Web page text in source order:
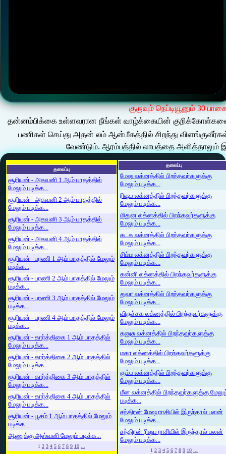
குருவும் நெப்டியூனும் 30
தன்னம்பிக்கை உள்ளவரான நீங்கள் வாழ்க்கையின் குறிக்கோள்களை
பணிகள் செய்து அதன் லம் ஆன்மீகத்தில் சிறந்து
வேண்டும். ஆரம்பத்தில் லாபத்தை அளித்தாலும்
தலைப்பு
சூரியன் - அசுவனி 1 ஆம் பாதத்தில்
மேலும் படிக்க...
சூரியன் - அசுவனி 2 ஆம் பாதத்தில்
மேலும் படிக்க...
சூரியன் - அசுவனி 3 ஆம் பாதத்தில்
மேலும் படிக்க...
சூரியன் - அசுவனி 4 ஆம் பாதத்தில்
மேலும் படிக்க...
சூரியன் - பரணி 1 ஆம் பாதத்தில் மேலும்
படிக்க...
சூரியன் - பரணி 2 ஆம் பாதத்தில் மேலும்
படிக்க...
சூரியன் - பரணி 3 ஆம் பாதத்தில் மேலும்
படிக்க...
சூரியன் - பரணி 4 ஆம் பாதத்தில் மேலும்
படிக்க...
சூரியன் - கார்த்திகை 1 ஆம் பாதத்தில்
மேலும் படிக்க...
சூரியன் - கார்த்திகை 2 ஆம் பாதத்தில்
மேலும் படிக்க...
சூரியன் - கார்த்திகை 3 ஆம் பாதத்தில்
மேலும் படிக்க...
சூரியன் - கார்த்திகை 4 ஆம் பாதத்தில்
மேலும் படிக்க...
சூரியன் - பூசம் 1 ஆம் பாதத்தில் மேலும்
படிக்க...
ஆணுக்கு அஸ்வனி மேலும் படிக்க...
1 2 3 4 5 6 7 8 9 10 ...
தலைப்பு
மேஷ லக்னத்தில் பிறந்தவர்களுக்கு
மேலும் படிக்க...
ரிஷப லக்னத்தில் பிறந்தவர்களுக்கு
மேலும் படிக்க...
மிதுன லக்னத்தில் பிறந்தவர்களுக்கு
மேலும் படிக்க...
கடக லக்னத்தில் பிறந்தவர்களுக்கு
மேலும் படிக்க...
சிம்ம லக்னத்தில் பிறந்தவர்களுக்கு
மேலும் படிக்க...
கன்னி லக்னத்தில் பிறந்தவர்களுக்கு
மேலும் படிக்க...
துலா லக்னத்தில் பிறந்தவர்களுக்கு
மேலும் படிக்க...
விருச்சக லக்னத்தில் பிறந்தவர்களுக்கு
மேலும் படிக்க...
தனுசு லக்னத்தில் பிறந்தவர்களுக்கு
மேலும் படிக்க...
மகர லக்னத்தில் பிறந்தவர்களுக்கு
மேலும் படிக்க...
கும்ப லக்னத்தில் பிறந்தவர்களுக்கு
மேலும் படிக்க...
மீன லக்னத்தில் பிறந்தவர்களுக்கு
படிக்க...
சந்திரன் மேஷ ராசியில் இருந்தால் பலன்
மேலும் படிக்க...
சந்திரன் ரிஷப ராசியில் இருந்தால் பலன்
மேலும் படிக்க...
1 2 3 4 5 6 7 8 9 10 ...